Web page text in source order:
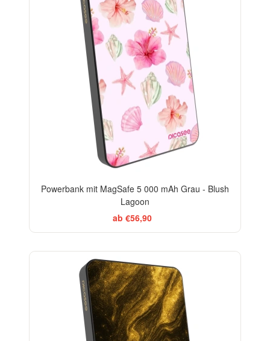
Powerbank mit MagSafe 5 000 mAh Grau - Blush
Lagoon
ab €56,90